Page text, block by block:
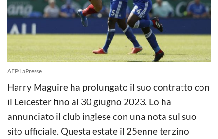
AFP/LaPresse
Harry Maguire ha prolungato il suo contratto con
il Leicester fino al 30 giugno 2023. Lo ha
annunciato il club inglese con una nota sul suo
sito ufficiale. Questa estate il 25enne terzino